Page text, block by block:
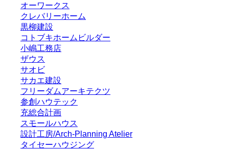
オーワークス
クレバリーホーム
黒柳建設
コトブキホームビルダー
小嶋工務店
ザウス
サオビ
サカエ建設
フリーダムアーキテクツ
参創ハウテック
充総合計画
スモールハウス
設計工房/Arch-Planning Atelier
タイセーハウジング